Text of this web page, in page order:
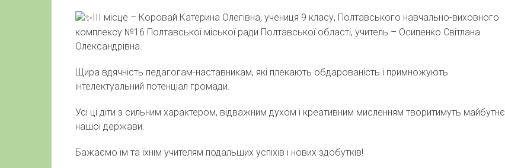
ІІІ місце – Коровай Катерина Олегівна, учениця 9 класу, Полтавського навчально-виховного
комплексу №16 Полтавської міської ради Полтавської області, учитель – Осипенко Світлана
Олександрівна.
Щира вдячність педагогам-наставникам, які плекають обдарованість і примножують
інтелектуальний потенціал громади.
Усі ці діти з сильним характером, відважним духом і креативним мисленням творитимуть майбутнє
нашої держави.
Бажаємо їм та їхнім учителям подальших успіхів і нових здобутків!